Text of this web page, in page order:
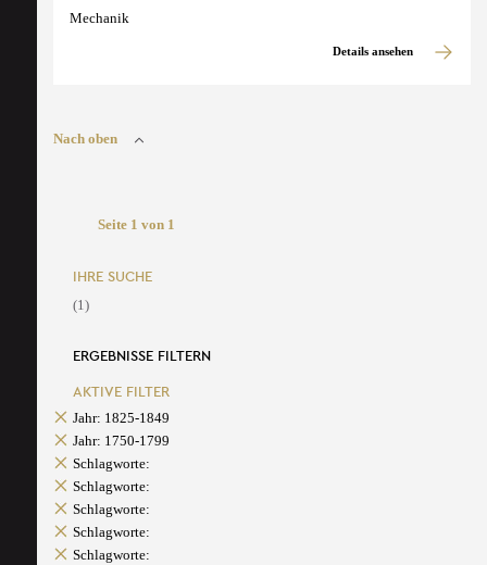
Mechanik
Details ansehen
Nach oben
Seite 1 von 1
IHRE SUCHE
(1)
ERGEBNISSE FILTERN
AKTIVE FILTER
Jahr: 1825-1849
Jahr: 1750-1799
Schlagworte:
Schlagworte:
Schlagworte:
Schlagworte:
Schlagworte: